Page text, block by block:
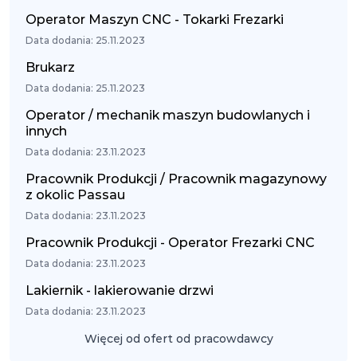
Operator Maszyn CNC - Tokarki Frezarki
Data dodania: 25.11.2023
Brukarz
Data dodania: 25.11.2023
Operator / mechanik maszyn budowlanych i
innych
Data dodania: 23.11.2023
Pracownik Produkcji / Pracownik magazynowy
z okolic Passau
Data dodania: 23.11.2023
Pracownik Produkcji - Operator Frezarki CNC
Data dodania: 23.11.2023
Lakiernik - lakierowanie drzwi
Data dodania: 23.11.2023
Więcej od ofert od pracowdawcy